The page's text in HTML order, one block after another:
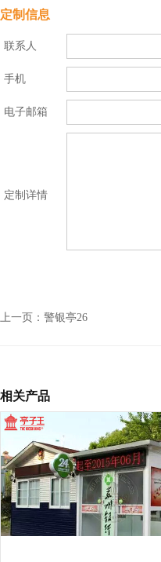
定制信息
联系人
手机
电子邮箱
定制详情
上一页： 警银亭26
相关产品